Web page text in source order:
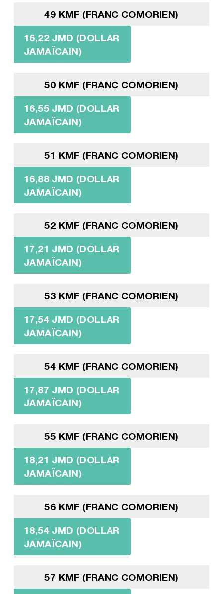
49 KMF (FRANC COMORIEN)
16,22 JMD (DOLLAR
JAMAÏCAIN)
50 KMF (FRANC COMORIEN)
16,55 JMD (DOLLAR
JAMAÏCAIN)
51 KMF (FRANC COMORIEN)
16,88 JMD (DOLLAR
JAMAÏCAIN)
52 KMF (FRANC COMORIEN)
17,21 JMD (DOLLAR
JAMAÏCAIN)
53 KMF (FRANC COMORIEN)
17,54 JMD (DOLLAR
JAMAÏCAIN)
54 KMF (FRANC COMORIEN)
17,87 JMD (DOLLAR
JAMAÏCAIN)
55 KMF (FRANC COMORIEN)
18,21 JMD (DOLLAR
JAMAÏCAIN)
56 KMF (FRANC COMORIEN)
18,54 JMD (DOLLAR
JAMAÏCAIN)
57 KMF (FRANC COMORIEN)